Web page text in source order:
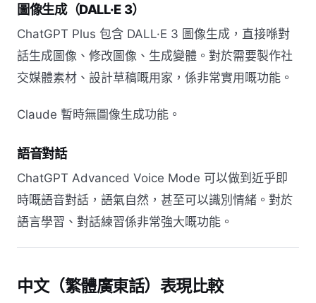
圖像生成（DALL·E 3）
ChatGPT Plus 包含 DALL·E 3 圖像生成，直接喺對
話生成圖像、修改圖像、生成變體。對於需要製作社
交媒體素材、設計草稿嘅用家，係非常實用嘅功能。
Claude 暫時無圖像生成功能。
語音對話
ChatGPT Advanced Voice Mode 可以做到近乎即
時嘅語音對話，語氣自然，甚至可以識別情緒。對於
語言學習、對話練習係非常強大嘅功能。
中文（繁體廣東話）表現比較